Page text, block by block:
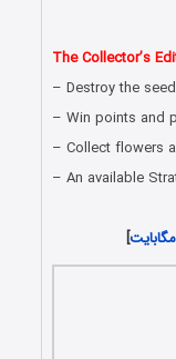
The Collector’s
– Destroy the
– Win points and
– Collect flowers
– An available
]